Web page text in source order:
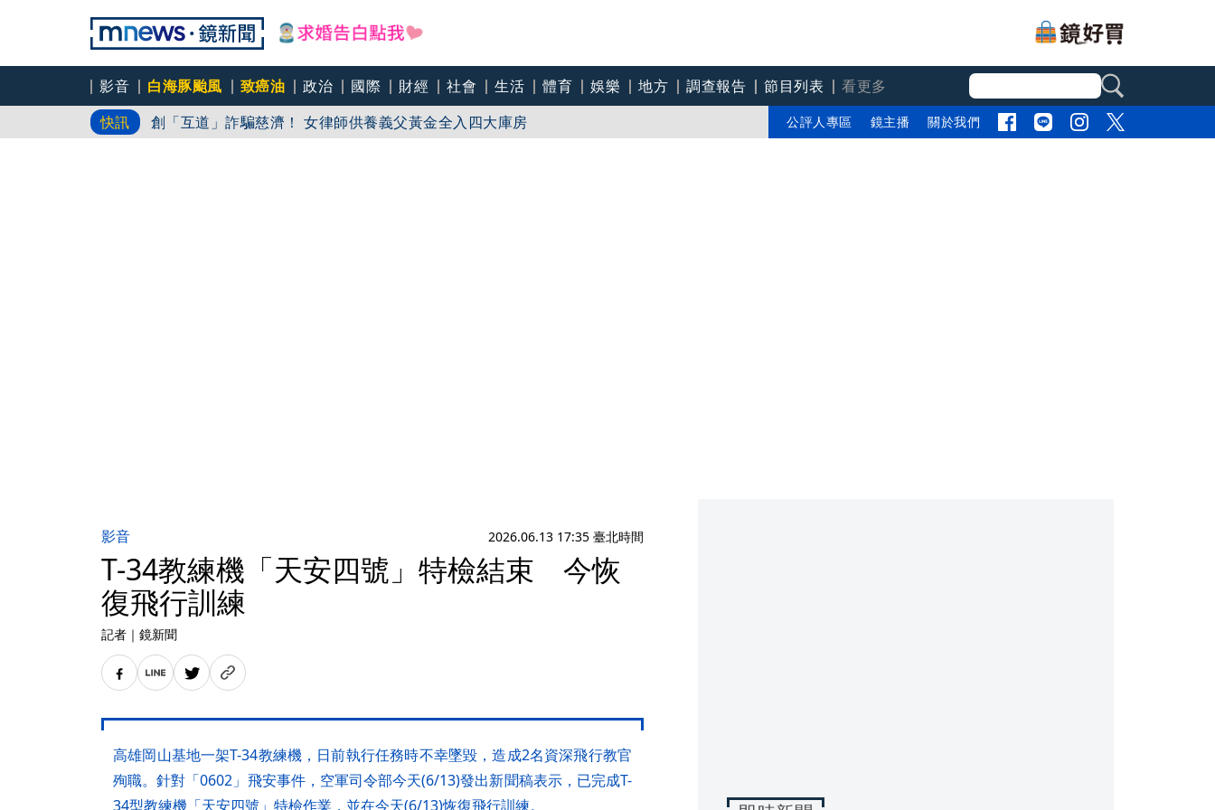
影音 白海豚颱風 致癌油 政治 國際 財經 社會 生活 體育 娛樂 地方 調查報告 節目列表
看更多
快訊
才爆皮克敏侵權 陳智菡「合成雜誌封面」幫柯文哲慶生又踩雷
創「互道」詐騙慈濟！ 女律師供養義父黃金全入四大庫房
長髮陌生女「穿性感黑絲漁網內衣」在家門口排回 他害怕急報警！結局竟神展開
公評人專區 鏡主播 關於我們
影音 2026.06.13 17:35 臺北時間
T-34教練機「天安四號」特檢結束 今恢
復飛行訓練
記者 ｜ 鏡新聞
高雄岡山基地一架T-34教練機，日前執行任務時不幸墜毀，造成2名資深飛行教官
殉職。針對「0602」飛安事件，空軍司令部今天(6/13)發出新聞稿表示，已完成T-
34型教練機「天安四號」特檢作業，並在今天(6/13)恢復飛行訓練。